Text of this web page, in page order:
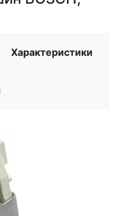
Характеристики